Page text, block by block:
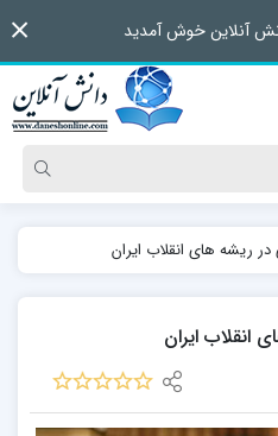
آنلاین خوش آمدید
ریشه های انقلاب ایران
انقلاب ایران